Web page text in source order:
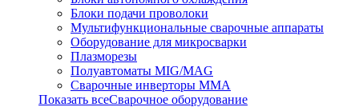
Блоки подачи проволоки
Мультифункциональные сварочные аппараты
Оборудование для микросварки
Плазморезы
Полуавтоматы MIG/MAG
Сварочные инверторы ММА
Показать всеСварочное оборудование